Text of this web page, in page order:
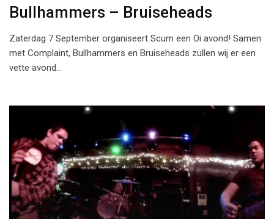
Bullhammers – Bruiseheads
Zaterdag 7 September organiseert Scum een Oi avond! Samen
met Complaint, Bullhammers en Bruiseheads zullen wij er een
vette avond…